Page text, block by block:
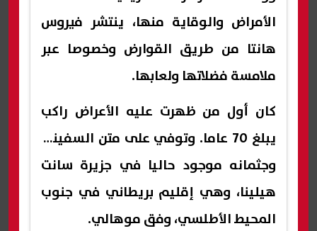
الأمراض والوقاية منها، ينتشر فيروس
هانتا من طريق القوارض وخصوصا عبر
ملامسة فضلاتها ولعابها.
كان أول من ظهرت عليه الأعراض راكب
يبلغ 70 عاما. وتوفي على متن السفينة،
وجثمانه موجود حاليا في جزيرة سانت
هيلينا، وهي إقليم بريطاني في جنوب
المحيط الأطلسي، وفق موهالي.